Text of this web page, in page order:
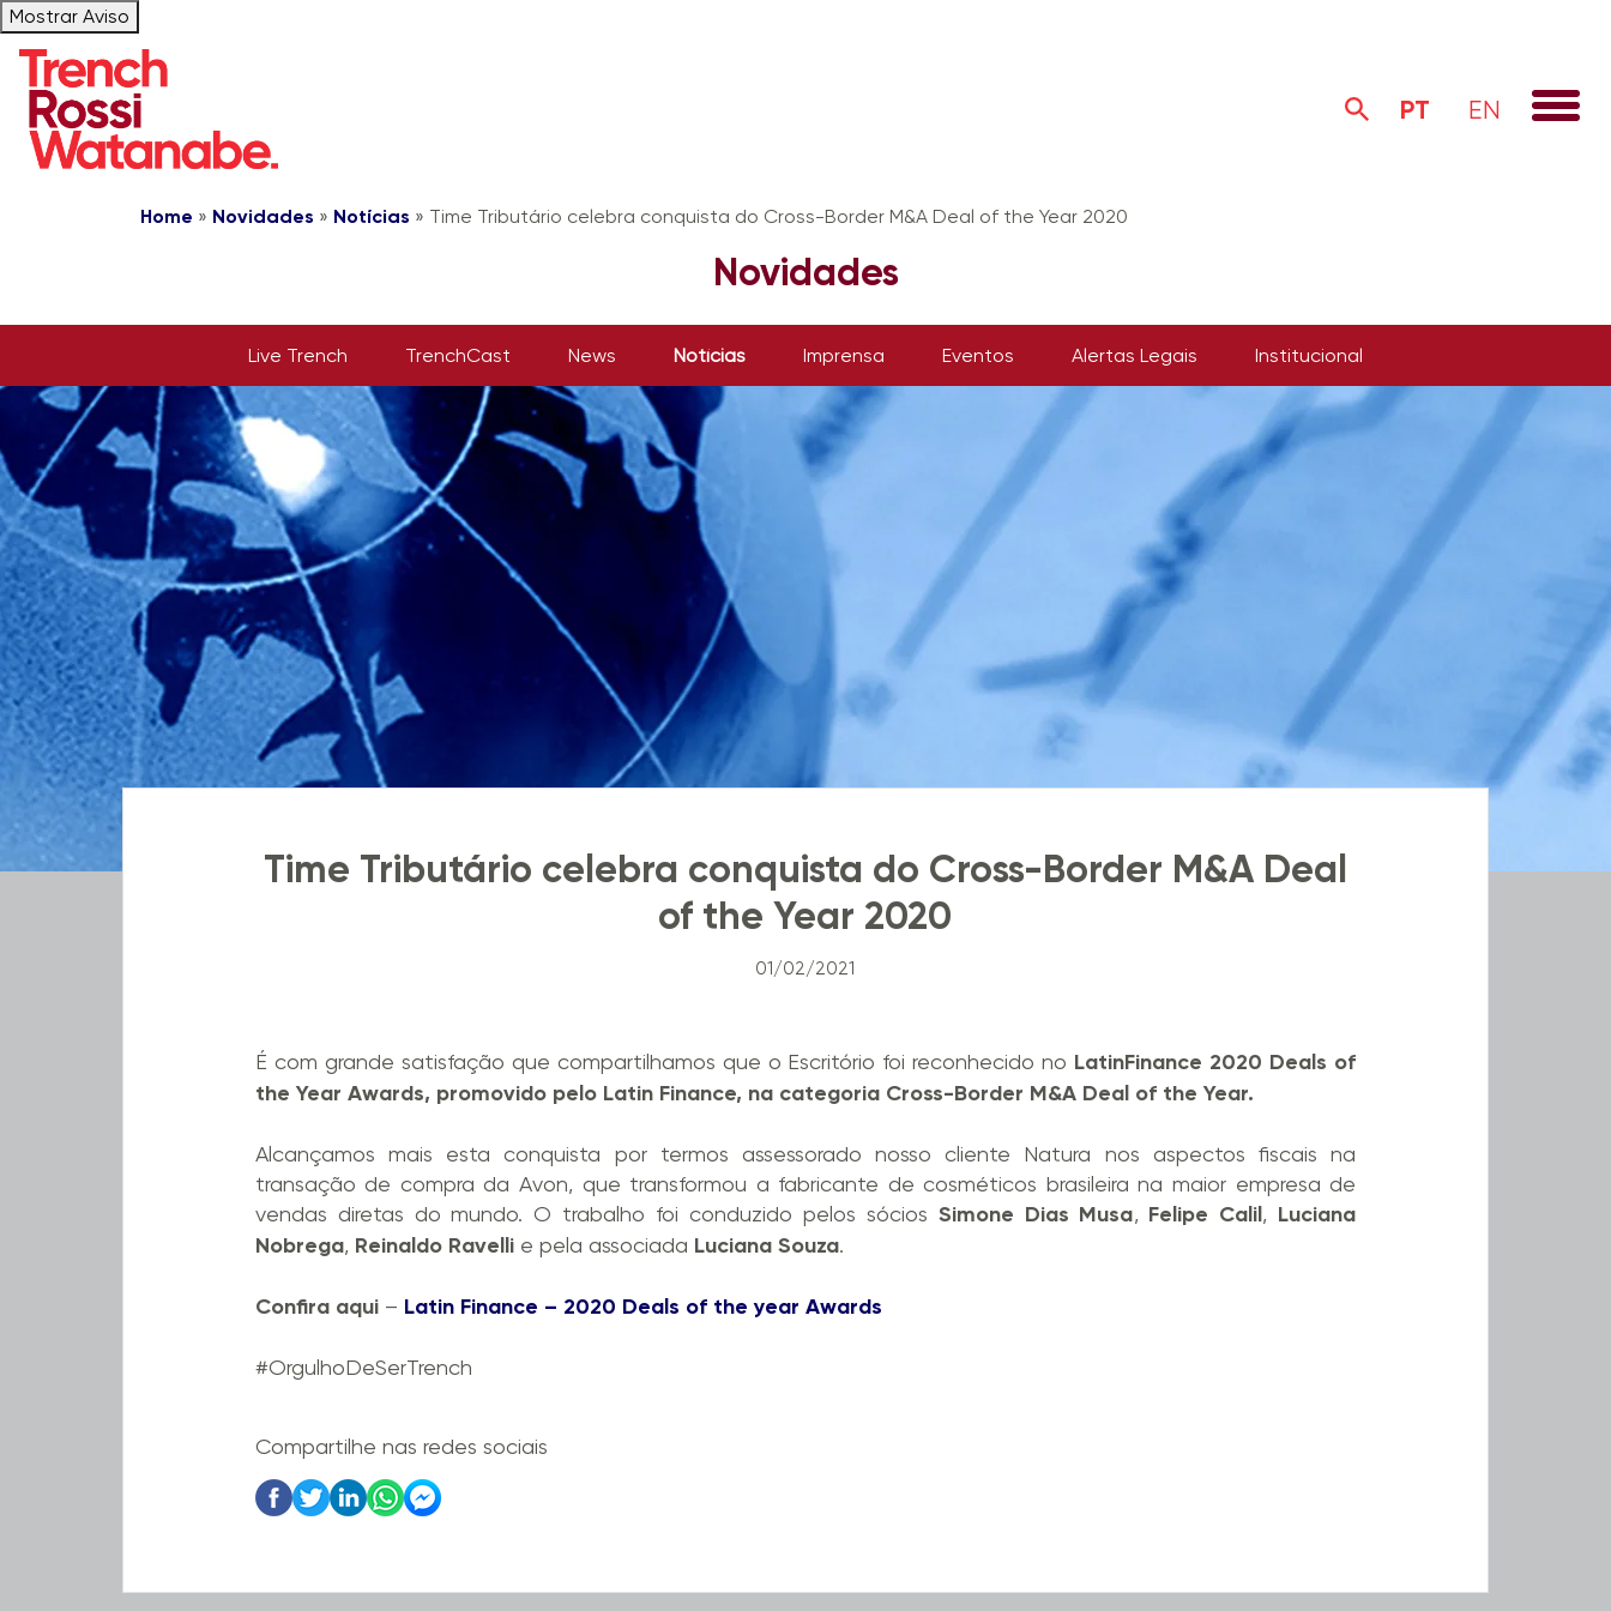
Mostrar Aviso
PT EN
Home » Novidades » Notícias » Time Tributário celebra conquista do Cross-Border M&A Deal of the Year 2020
Novidades
Live Trench TrenchCast News Notícias Imprensa Eventos Alertas Legais Institucional
Time Tributário celebra conquista do Cross-Border M&A Deal
of the Year 2020
01/02/2021
É com grande satisfação que compartilhamos que o Escritório foi reconhecido no LatinFinance 2020 Deals of
the Year Awards, promovido pelo Latin Finance, na categoria Cross-Border M&A Deal of the Year.
Alcançamos mais esta conquista por termos assessorado nosso cliente Natura nos aspectos fiscais na
transação de compra da Avon, que transformou a fabricante de cosméticos brasileira na maior empresa de
vendas diretas do mundo. O trabalho foi conduzido pelos sócios Simone Dias Musa, Felipe Calil, Luciana
Nobrega, Reinaldo Ravellie pela associada Luciana Souza.
Confira aqui– Latin Finance – 2020 Deals of the year Awards
#OrgulhoDeSerTrench
Compartilhe nas redes sociais